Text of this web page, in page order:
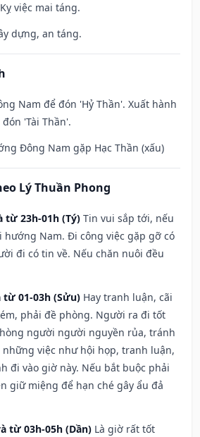
việc mai táng.
dựng, an táng.
Nam để đón 'Hỷ Thần'. Xuất hành
'Tài Thần'.
Đông Nam gặp Hạc Thần (xấu)
Lý Thuần Phong
từ 23h-01h (Tý) Tin vui sắp tới, nếu
hướng Nam. Đi công việc gặp gỡ có
đi có tin về. Nếu chăn nuôi đều
từ 01-03h (Sửu) Hay tranh luận, cãi
phải đề phòng. Người ra đi tốt
người người nguyền rủa, tránh
việc như hội họp, tranh luận,
đi vào giờ này. Nếu bắt buộc phải
giữ miệng để hạn ché gây ẩu đả
từ 03h-05h (Dần) Là giờ rất tốt